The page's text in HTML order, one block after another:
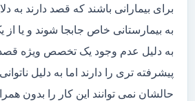
برای بیمارانی باشند که قصد دارند به
به بیمارستانی خاص جابجا شوند و یا از
به دلیل عدم وجود یک تخصص ویژه قصد
پیشرفته تری را دارند اما به دلیل
حالشان نمی توانند این کار را بدون